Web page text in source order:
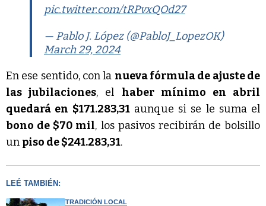
pic.twitter.com/tRPvxQOd27
— Pablo J. López (@PabloJ_LopezOK)
March 29, 2024
En ese sentido, con la nueva fórmula de ajuste de
las jubilaciones, el haber mínimo en abril
quedará en $171.283,31aunque si se le suma el
bono de $70 mil, los pasivos recibirán de bolsillo
un piso de $241.283,31.
LEÉ TAMBIÉN:
TRADICIÓN LOCAL